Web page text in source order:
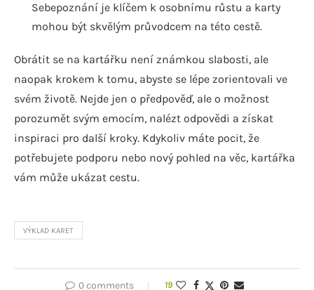
Sebepoznání je klíčem k osobnímu růstu a karty
mohou být skvělým průvodcem na této cestě.
Obrátit se na kartářku není známkou slabosti, ale
naopak krokem k tomu, abyste se lépe zorientovali ve
svém životě. Nejde jen o předpověď, ale o možnost
porozumět svým emocím, nalézt odpovědi a získat
inspiraci pro další kroky. Kdykoliv máte pocit, že
potřebujete podporu nebo nový pohled na věc, kartářka
vám může ukázat cestu.
VÝKLAD KARET
0 comments 19